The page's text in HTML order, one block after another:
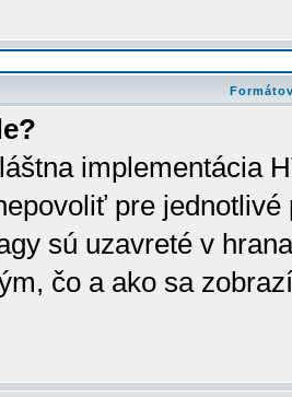
implementácia
pre
sú uzavreté v
čo a ako sa